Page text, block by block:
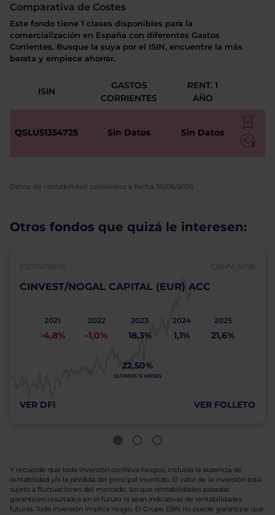
Comparativa de Costes
Este fondo tiene 1 clases disponibles para la
comercialización en España con diferentes Gastos
Corrientes. Busque la suya por el ISIN, encuentre la más
barata y empiece ahorrar.
ISIN
GASTOS
CORRIENTES
RENT. 1
AÑO
QSLU51354725 Sin Datos Sin Datos
Datos de rentabilidad calculados a fecha 30/06/2026
Otros fondos que quizá le interesen:
ES0174115016 CNMV: 5095
CINVEST/NOGAL CAPITAL (EUR) ACC
2021
-4,8%
2022
-1,0%
2023
18,3%
2024
1,1%
2025
21,6%
22,50%
ÚLTIMOS 12 MESES
VER DFI VER FOLLETO
Y recuerde que toda inversión conlleva riesgos, incluida la ausencia de
rentabilidad y/o la pérdida del principal invertido. El valor de la inversión está
sujeto a fluctuaciones del mercado, sin que rentabilidades pasadas
garanticen resultados en el futuro ni sean indicativas de rentabilidades
futuras. Toda inversión implica riesgo. El Grupo EBN no puede garantizar que